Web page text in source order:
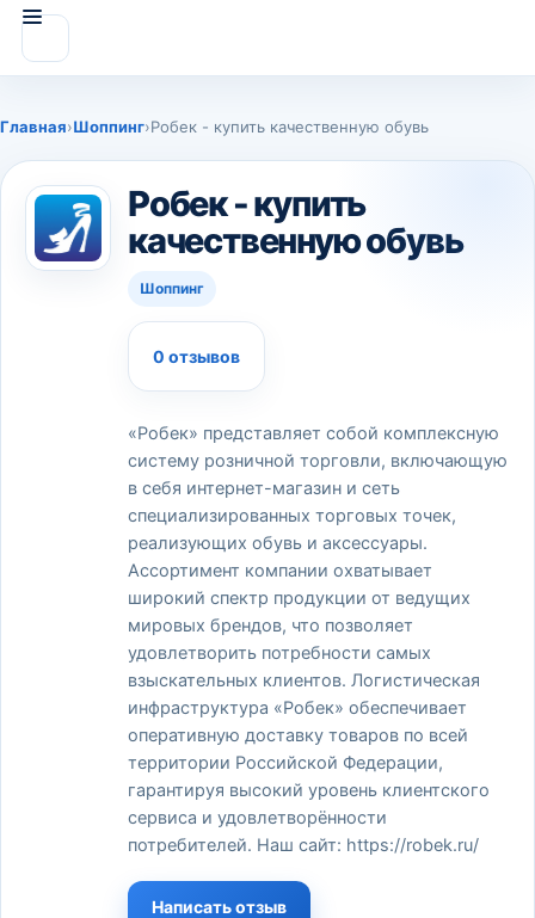
Главная›Шоппинг›Робек - купить качественную обувь
Робек - купить
качественную обувь
Шоппинг
0 отзывов
«Робек» представляет собой комплексную
систему розничной торговли, включающую
в себя интернет-магазин и сеть
специализированных торговых точек,
реализующих обувь и аксессуары.
Ассортимент компании охватывает
широкий спектр продукции от ведущих
мировых брендов, что позволяет
удовлетворить потребности самых
взыскательных клиентов. Логистическая
инфраструктура «Робек» обеспечивает
оперативную доставку товаров по всей
территории Российской Федерации,
гарантируя высокий уровень клиентского
сервиса и удовлетворённости
потребителей. Наш сайт: https://robek.ru/
Написать отзыв